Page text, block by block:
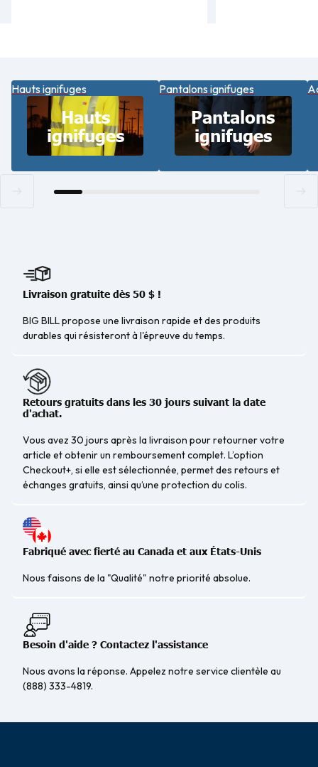
Hauts ignifuges
Hauts
ignifuges
Pantalons ignifuges
Pantalons
ignifuges
Livraison gratuite dès 50 $ !
BIG BILL propose une livraison rapide et des produits
durables qui résisteront à l'épreuve du temps.
Retours gratuits dans les 30 jours suivant la date
d'achat.
Vous avez 30 jours après la livraison pour retourner votre
article et obtenir un remboursement complet. L’option
Checkout+, si elle est sélectionnée, permet des retours et
échanges gratuits, ainsi qu’une protection du colis.
Fabriqué avec fierté au Canada et aux États-Unis
Nous faisons de la "Qualité" notre priorité absolue.
Besoin d'aide ? Contactez l'assistance
Nous avons la réponse. Appelez notre service clientèle au
(888) 333-4819.